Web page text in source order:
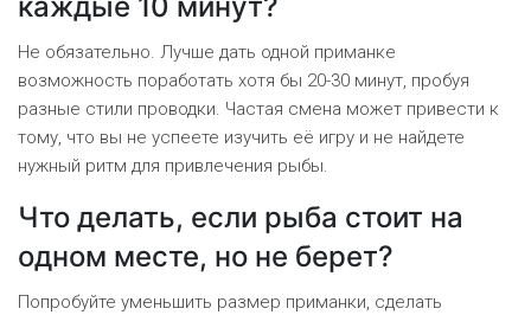
каждые 10 минут?
Не обязательно. Лучше дать одной приманке
возможность поработать хотя бы 20-30 минут, пробуя
разные стили проводки. Частая смена может привести к
тому, что вы не успеете изучить её игру и не найдете
нужный ритм для привлечения рыбы.
Что делать, если рыба стоит на
одном месте, но не берет?
Попробуйте уменьшить размер приманки, сделать